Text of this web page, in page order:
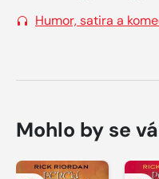
Humor, satira a
Mohlo by se